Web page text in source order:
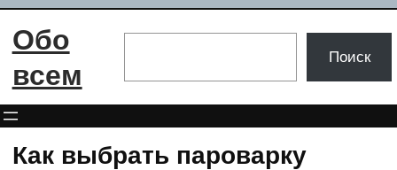
Перейти
Обо
всем
Поиск
Как выбрать пароварку